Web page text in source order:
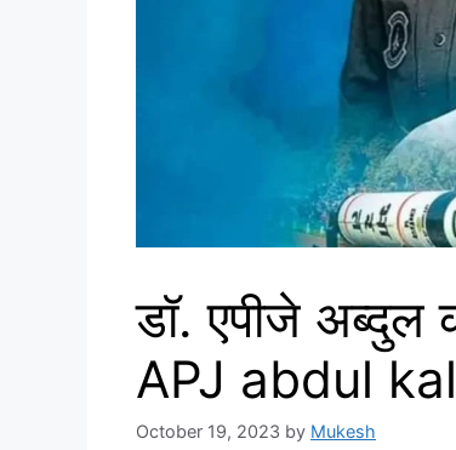
डॉ. एपीजे अब्दुल
APJ abdul
October 19, 2023 by Mukesh